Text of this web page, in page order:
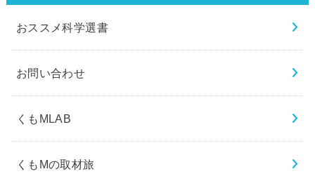
おススメ科学選書
お問い合わせ
くもMLAB
くもMの取材旅